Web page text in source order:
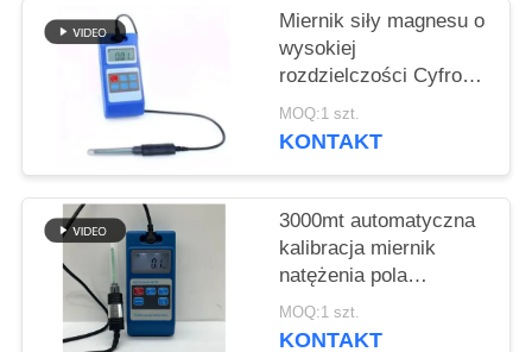
Miernik siły magnesu o
wysokiej
rozdzielczości Cyfrowy
Ac Dc
MOQ:1 szt.
KONTAKT
3000mt automatyczna
kalibracja miernik
natężenia pola
magnetycznego
cyfrowy efekt halla
MOQ:1 szt.
KONTAKT